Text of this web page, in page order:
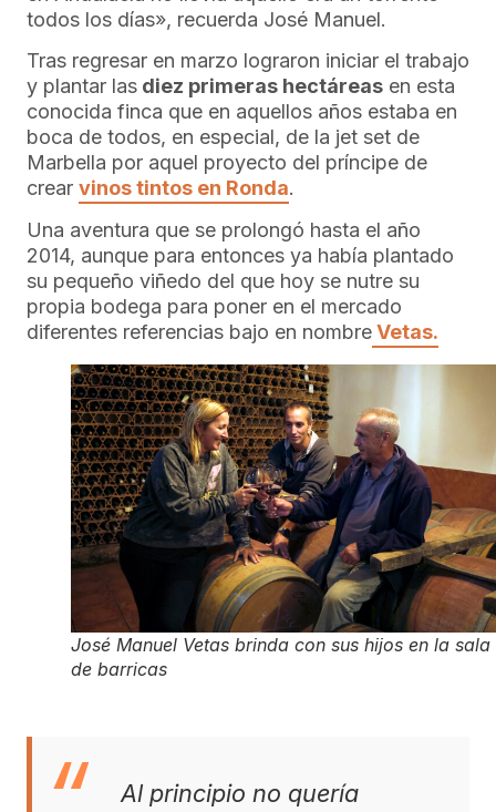
todos los días», recuerda José Manuel.
Tras regresar en marzo lograron iniciar el trabajo
y plantar las diez primeras hectáreas en esta
conocida finca que en aquellos años estaba en
boca de todos, en especial, de la jet set de
Marbella por aquel proyecto del príncipe de
crear vinos tintos en Ronda.
Una aventura que se prolongó hasta el año
2014, aunque para entonces ya había plantado
su pequeño viñedo del que hoy se nutre su
propia bodega para poner en el mercado
diferentes referencias bajo en nombreVetas.
José Manuel Vetas brinda con sus hijos en la sala
de barricas
Al principio no quería